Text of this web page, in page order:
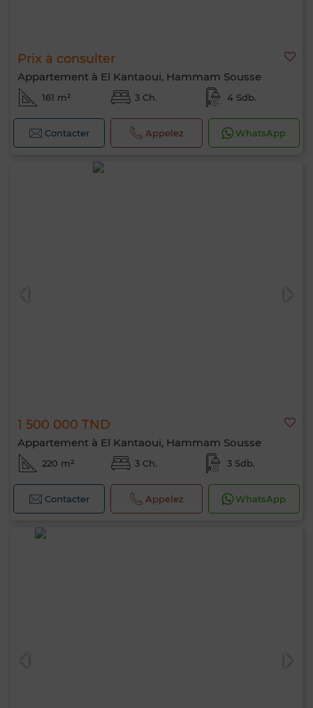
Prix à consulter
Appartement à El Kantaoui, Hammam Sousse
161 m² 3 Ch. 4 Sdb.
Contacter Appelez WhatsApp
1 500 000 TND
Appartement à El Kantaoui, Hammam Sousse
220 m² 3 Ch. 3 Sdb.
Contacter Appelez WhatsApp